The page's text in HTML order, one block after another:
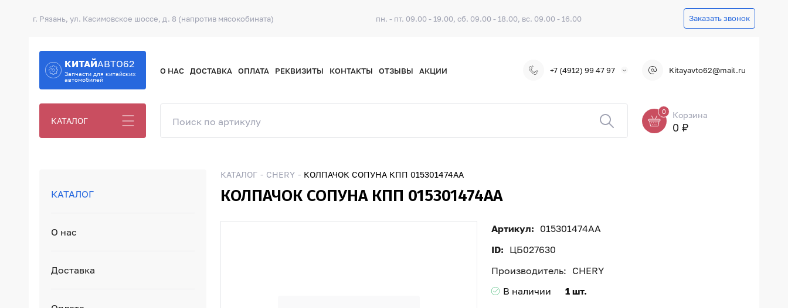
г. Рязань, ул. Касимовское шоссе, д. 8 (напротив мясокобината) пн. - пт. 09.00 - 19.00, сб. 09.00 - 18.00, вс. 09.00 - 16.00 Заказать звонок
КИТАЙАВТО62
Запчасти для китайских
автомобилей
О НАС ДОСТАВКА ОПЛАТА РЕКВИЗИТЫ КОНТАКТЫ ОТЗЫВЫ АКЦИИ +7 (4912) 99 47 97 Kitayavto62@mail.ru
КАТАЛОГ
0 Корзина
0 ₽
КАТАЛОГ
О нас
Доставка
КАТАЛОГ CHERY КОЛПАЧОК СОПУНА КПП 015301474AA
КОЛПАЧОК СОПУНА КПП 015301474AA
Артикул: 015301474AA
ID: ЦБ027630
Производитель: CHERY
В наличии
1 шт.